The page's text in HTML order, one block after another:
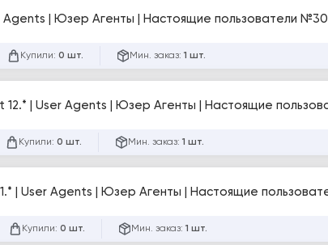
Windows 7 | User Agents | Юзер Агенты | Настоящие пользователи №30
Купили: 0 шт. Мин. заказ: 1 шт.
Купили: 0 шт. Мин. заказ: 1 шт.
| User Agents | Юзер Агенты | Настоящие
Купили: 0 шт. Мин. заказ: 1 шт.